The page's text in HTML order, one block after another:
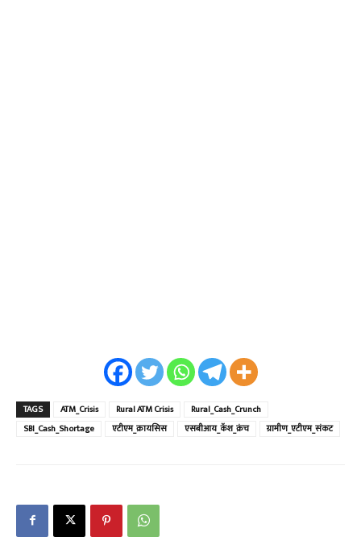
TAGS ATM_Crisis Rural ATM Crisis
Rural_Cash_Crunch
SBI_Cash_Shortage
एटीएम_क्रायसिस एसबीआय_कॅश_क्रंच ग्रामीण_एटीएम_संकट